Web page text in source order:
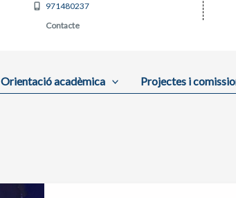
971480237
Contacte
Orientació acadèmica Projectes i